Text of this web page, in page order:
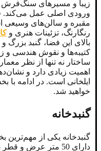
زیبا و مسیرهای سنگ‌فرش
ورودی اصلی عمل می‌کند.
مقبره و سالن‌های وسیعی
رنگارنگ، تزئینات هنری و
بالای این فضا، گنبد بزرگ
ساختار نه تنها از نظر
اهمیت زیادی دارد و
ایلخانی است. در ادامه با
خواهید شد.
گنبدخانه
گنبدخانه یکی از